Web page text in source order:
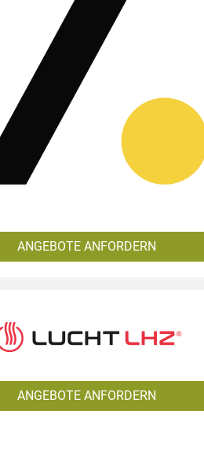
ANGEBOTE ANFORDERN
ANGEBOTE ANFORDERN